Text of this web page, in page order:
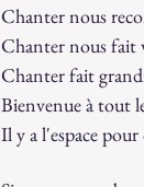
Chanter nous
Chanter nous fait
Chanter fait
Bienvenue à tout
Il y a l'espace